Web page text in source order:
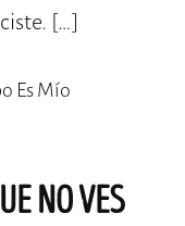
[…]
Es Mío
NO VES